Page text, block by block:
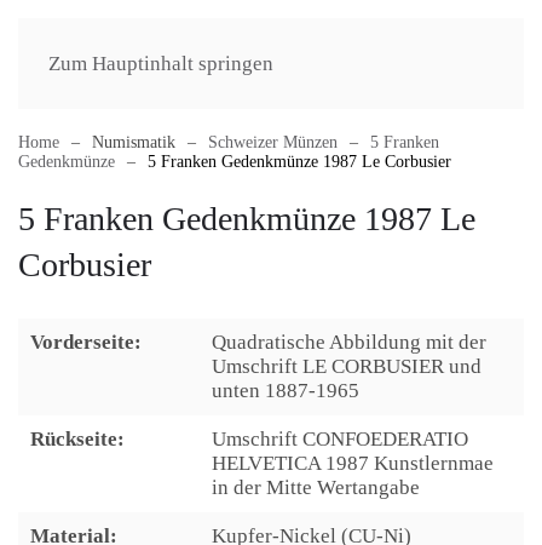
Zum Hauptinhalt springen
Home Numismatik Schweizer Münzen
5 Franken
Gedenkmünze
5 Franken Gedenkmünze 1987 Le Corbusier
5 Franken Gedenkmünze 1987 Le
Corbusier
Vorderseite:
Quadratische Abbildung mit der
Umschrift LE CORBUSIER und
unten 1887-1965
Rückseite:
Umschrift CONFOEDERATIO
HELVETICA 1987 Kunstlernmae
in der Mitte Wertangabe
Material: Kupfer-Nickel (CU-Ni)